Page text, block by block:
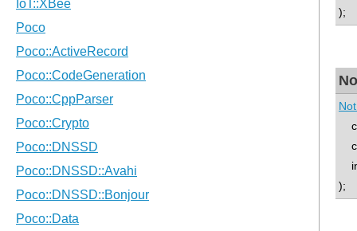
);
);